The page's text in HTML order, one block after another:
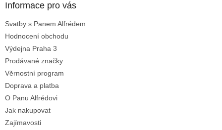
Informace pro vás
Svatby s Panem Alfrédem
Hodnocení obchodu
Výdejna Praha 3
Prodávané značky
Věrnostní program
Doprava a platba
O Panu Alfrédovi
Jak nakupovat
Zajímavosti